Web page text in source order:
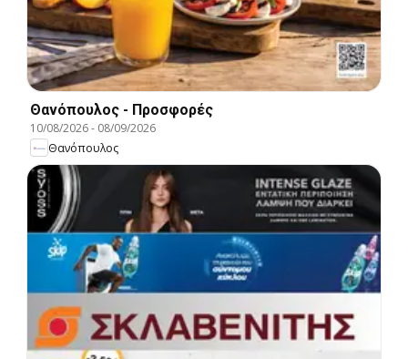
Θανόπουλος - Προσφορές
10/08/2026- 08/09/2026
Θανόπουλος